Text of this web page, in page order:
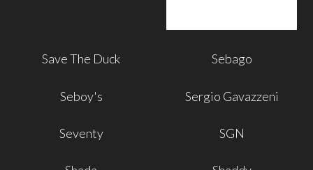
Save The Duck Sebago
Seboy's Sergio Gavazzeni
Seventy SGN